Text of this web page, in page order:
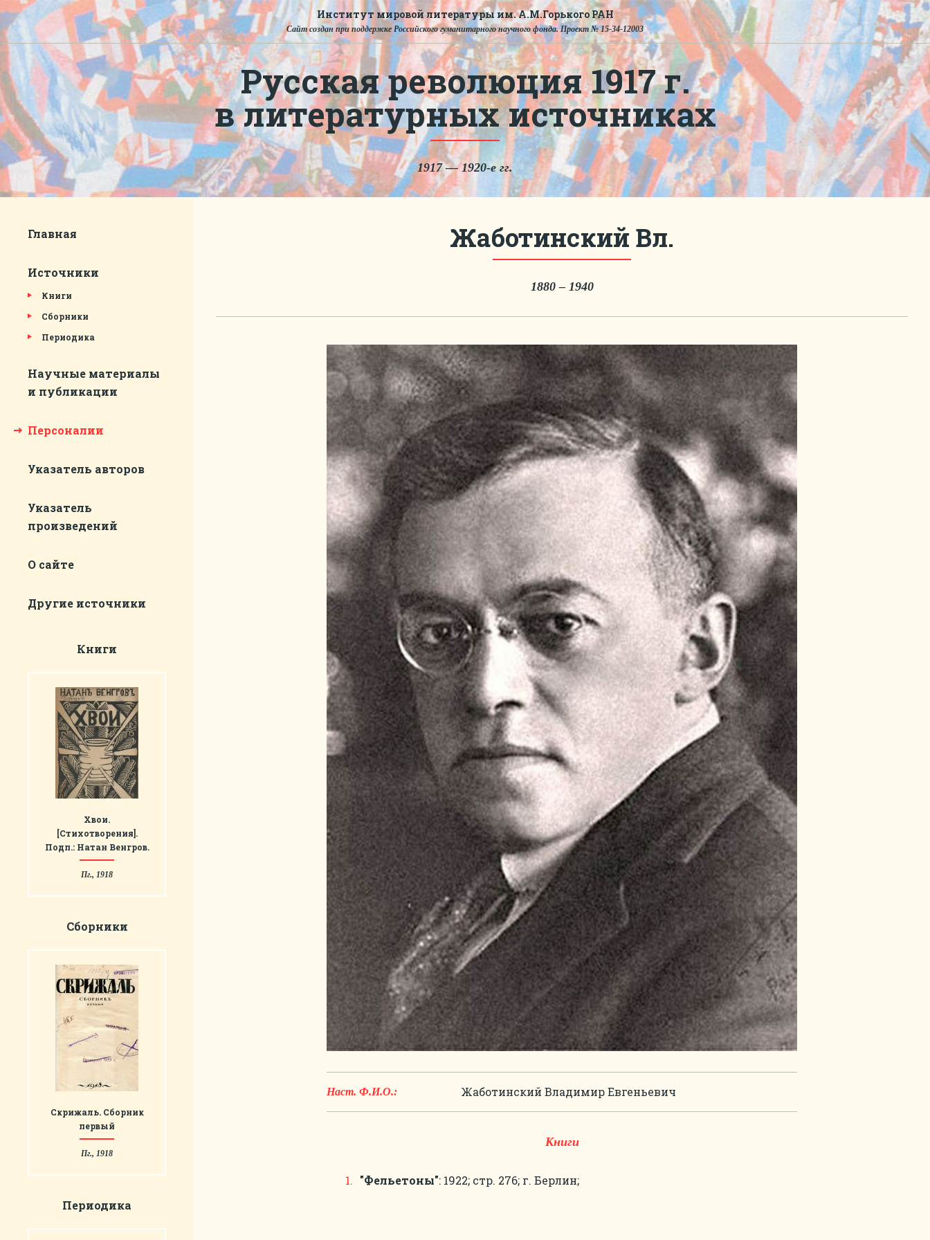
Институт мировой литературы им. А.М.Горького РАН
Сайт создан при поддержке Российского гуманитарного научного фонда. Проект № 15-34-12003
Русская революция 1917 г.
в литературных источниках
1917 — 1920-е гг.
Главная
Источники
Книги
Сборники
Периодика
Научные материалы
и публикации
Персоналии
Указатель авторов
Указатель
произведений
О сайте
Другие источники
Книги
Хвои.
[Стихотворения].
Подп.: Натан Венгров.
Пг., 1918
Сборники
Скрижаль. Сборник
первый
Пг., 1918
Периодика
Жаботинский Вл.
1880 – 1940
Наст. Ф.И.О.: Жаботинский Владимир Евгеньевич
Книги
"Фельетоны": 1922; стр. 276; г. Берлин;